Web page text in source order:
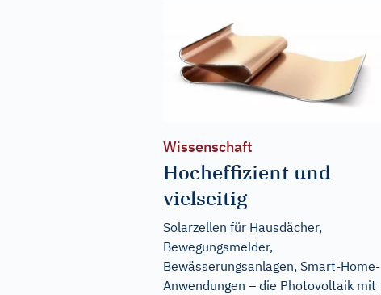
Wissenschaft
Hocheffizient und
vielseitig
Solarzellen für Hausdächer,
Bewegungsmelder,
Bewässerungsanlagen, Smart-Home-
Anwendungen – die Photovoltaik mit